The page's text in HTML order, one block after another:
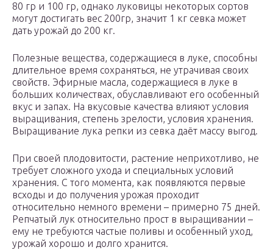
80 гр и 100 гр, однако луковицы некоторых сортов
могут достигать вес 200гр, значит 1 кг севка может
дать урожай до 200 кг.
Полезные вещества, содержащиеся в луке, способны
длительное время сохраняться, не утрачивая своих
свойств. Эфирные масла, содержащиеся в луке в
больших количествах, обуславливают его особенный
вкус и запах. На вкусовые качества влияют условия
выращивания, степень зрелости, условия хранения.
Выращивание лука репки из севка даёт массу выгод.
При своей плодовитости, растение неприхотливо, не
требует сложного ухода и специальных условий
хранения. С того момента, как появляются первые
всходы и до получения урожая проходит
относительно немного времени – примерно 75 дней.
Репчатый лук относительно прост в выращивании –
ему не требуются частые поливы и особенный уход,
урожай хорошо и долго хранится.